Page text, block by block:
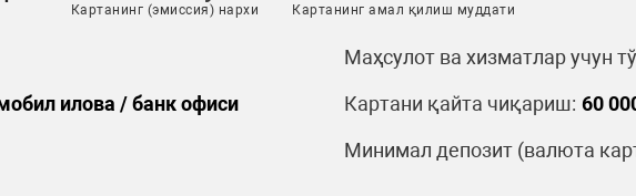
Картанинг (эмиссия) нархи Картанинг амал қилиш муддати
Маҳсулот ва хизматлар учун
илова / банк офиси Картани қайта чиқариш: 60
Минимал депозит (валюта